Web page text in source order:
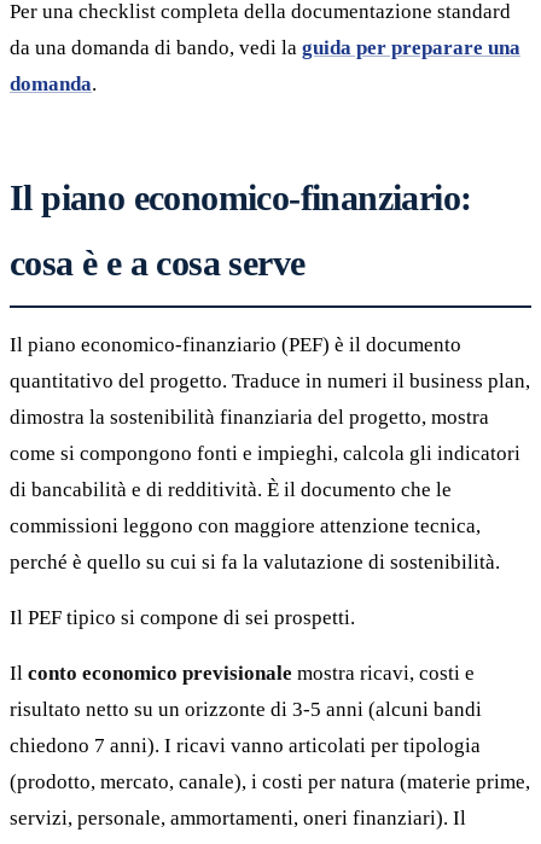
Per una checklist completa della documentazione standard
da una domanda di bando, vedi la guida per preparare una
domanda.
Il piano economico-finanziario:
cosa è e a cosa serve
Il piano economico-finanziario (PEF) è il documento
quantitativo del progetto. Traduce in numeri il business plan,
dimostra la sostenibilità finanziaria del progetto, mostra
come si compongono fonti e impieghi, calcola gli indicatori
di bancabilità e di redditività. È il documento che le
commissioni leggono con maggiore attenzione tecnica,
perché è quello su cui si fa la valutazione di sostenibilità.
Il PEF tipico si compone di sei prospetti.
Il conto economico previsionale mostra ricavi, costi e
risultato netto su un orizzonte di 3-5 anni (alcuni bandi
chiedono 7 anni). I ricavi vanno articolati per tipologia
(prodotto, mercato, canale), i costi per natura (materie prime,
servizi, personale, ammortamenti, oneri finanziari). Il